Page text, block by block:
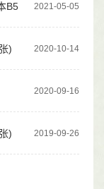
2021-05-05
B5
2020-10-14
)
2020-09-16
2019-09-26
)